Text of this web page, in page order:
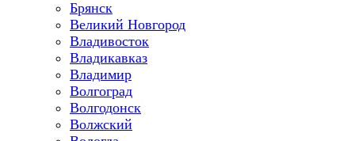
Брянск
Великий Новгород
Владивосток
Владикавказ
Владимир
Волгоград
Волгодонск
Волжский